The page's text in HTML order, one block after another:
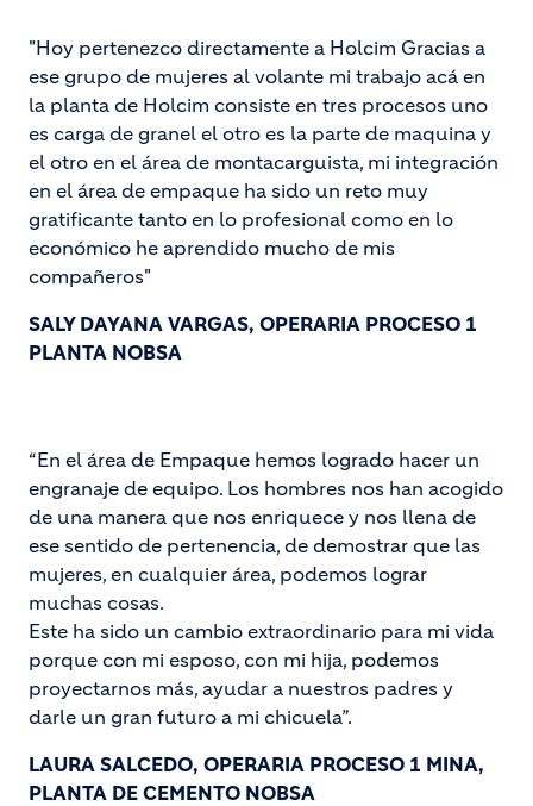
"Hoy pertenezco directamente a Holcim Gracias a
ese grupo de mujeres al volante mi trabajo acá en
la planta de Holcim consiste en tres procesos uno
es carga de granel el otro es la parte de maquina y
el otro en el área de montacarguista, mi integración
en el área de empaque ha sido un reto muy
gratificante tanto en lo profesional como en lo
económico he aprendido mucho de mis
compañeros"
SALY DAYANA VARGAS, OPERARIA PROCESO 1
PLANTA NOBSA
“En el área de Empaque hemos logrado hacer un
engranaje de equipo. Los hombres nos han acogido
de una manera que nos enriquece y nos llena de
ese sentido de pertenencia, de demostrar que las
mujeres, en cualquier área, podemos lograr
muchas cosas.
Este ha sido un cambio extraordinario para mi vida
porque con mi esposo, con mi hija, podemos
proyectarnos más, ayudar a nuestros padres y
darle un gran futuro a mi chicuela”.
LAURA SALCEDO, OPERARIA PROCESO 1 MINA,
PLANTA DE CEMENTO NOBSA